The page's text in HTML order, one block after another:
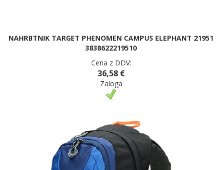
NAHRBTNIK TARGET PHENOMEN CAMPUS ELEPHANT 21951
3838622219510
Cena z DDV:
36,58 €
Zaloga